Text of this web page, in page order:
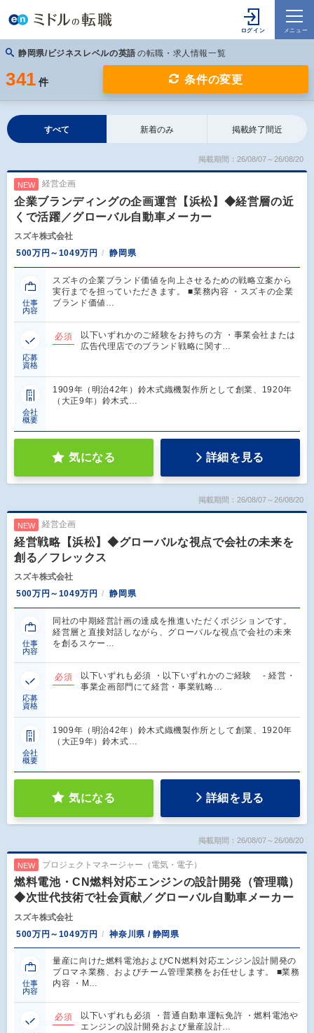
静岡県/ビジネスレベルの英語 の転職・求人情報一覧
341 件 条件の変更
すべて 新着のみ 掲載終了間近
掲載期間：26/08/07～26/08/20
NEW 経営企画
企業ブランディングの企画運営【浜松】◆経営層の近
くで活躍／グローバル自動車メーカー
スズキ株式会社
500万円～1049万円
静岡県
仕事
内容
スズキの企業ブランド価値を向上させるための戦略立案から
実行までを担っていただきます。 ■業務内容 ・スズキの企業
ブランド価値…
応募
資格
必須
以下いずれかのご経験をお持ちの方 ・事業会社または
広告代理店でのブランド戦略に関す…
会社
概要
1909年（明治42年）鈴木式織機製作所として創業、1920年
（大正9年）鈴木式…
気になる 詳細を見る
掲載期間：26/08/07～26/08/20
NEW 経営企画
経営戦略【浜松】◆グローバルな視点で会社の未来を
創る／フレックス
スズキ株式会社
500万円～1049万円
静岡県
仕事
内容
同社の中期経営計画の達成を推進いただくポジションです。
経営層と直接対話しながら、グローバルな視点で会社の未来
を創るスケー…
応募
資格
必須
以下いずれも必須 ・以下いずれかのご経験 - 経営・
事業企画部門にて経営・事業戦略…
会社
概要
1909年（明治42年）鈴木式織機製作所として創業、1920年
（大正9年）鈴木式…
気になる 詳細を見る
掲載期間：26/08/07～26/08/20
NEW プロジェクトマネージャー（電気・電子）
燃料電池・CN燃料対応エンジンの設計開発（管理職）
◆次世代技術で社会貢献／グローバル自動車メーカー
スズキ株式会社
500万円～1049万円
神奈川県 / 静岡県
仕事
内容
量産に向けた燃料電池およびCN燃料対応エンジン設計開発の
プロマネ業務、およびチーム管理業務をお任せします。 ■業務
内容 ・M…
必須
以下いずれも必須 ・普通自動車運転免許 ・燃料電池や
エンジンの設計開発および量産設計…